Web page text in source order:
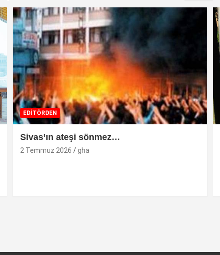
EDİTÖRDEN
Sivas’ın ateşi sönmez…
2 Temmuz 2026 gha